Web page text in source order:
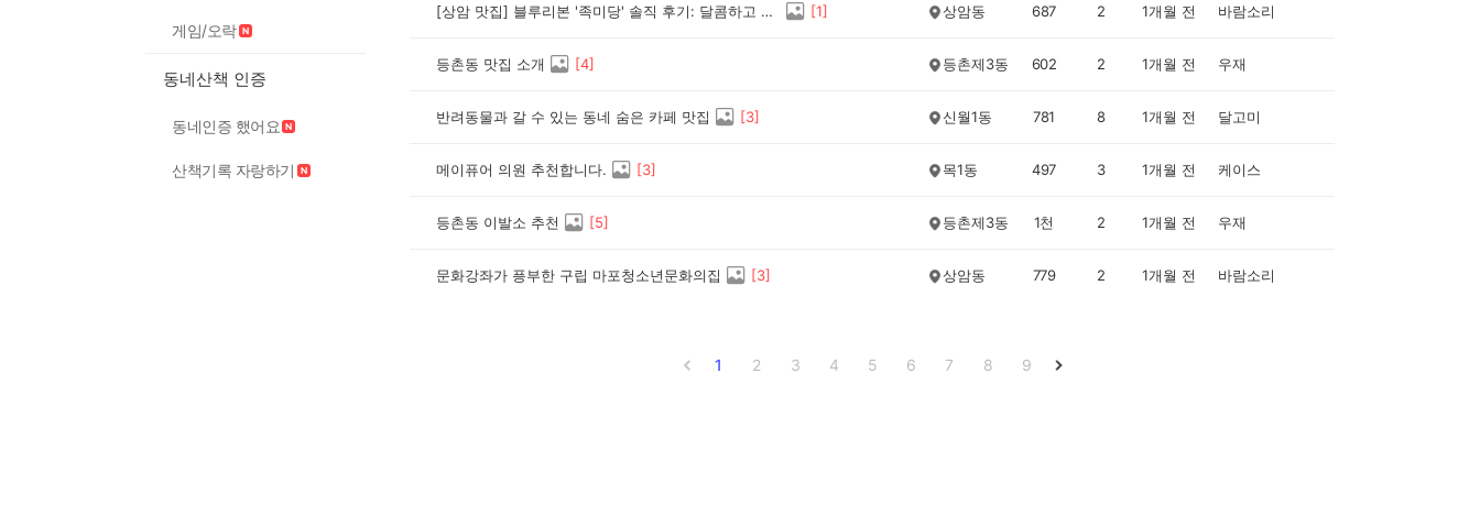
게임/오락
동네산책 인증
동네인증 했어요
산책기록 자랑하기
[상암 맛집] 블루리본 '족미당' 솔직 후기: 달콤하고 부드러워요. [1] 상암동 687 2 1개월 전 바람소리
등촌동 맛집 소개 [4] 등촌제3동 602 2 1개월 전 우재
반려동물과 갈 수 있는 동네 숨은 카페 맛집 [3] 신월1동 781 8 1개월 전 달고미
메이퓨어 의원 추천합니다. [3] 목1동 497 3 1개월 전 케이스
등촌동 이발소 추천 [5] 등촌제3동 1천 2 1개월 전 우재
문화강좌가 픙부한 구립 마포청소년문화의집 [3] 상암동 779 2 1개월 전 바람소리
1 2 3 4 5 6 7 8 9